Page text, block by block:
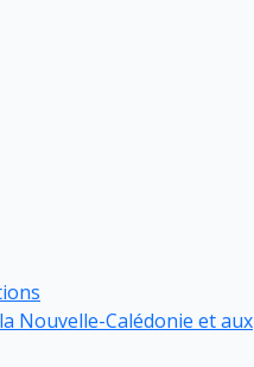
Nouvelle-Calédonie et aux